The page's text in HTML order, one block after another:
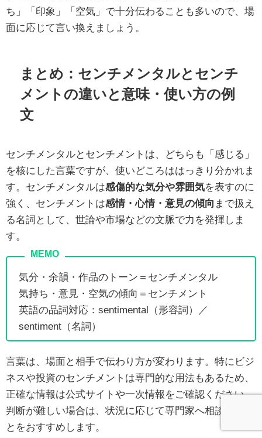
ち」「印象」「空気」で十分伝わることも多いので、場
面に応じて言い換えましょう。
まとめ：センチメンタルとセンチ
メントの違いと意味・使い方の例
文
センチメンタルとセンチメントは、どちらも「感じる」
を核にした言葉ですが、使いどころははっきり分かれま
す。センチメンタルは感傷的な気分や雰囲気を表すのに
強く、センチメントは感情・心情・意見の傾向 まで扱え
る名詞として、世論や市場などの文脈で力を発揮しま
す。
気分・余韻・作品のトーン＝センチメンタル
気持ち・意見・空気の傾向＝センチメント
英語の品詞対応：sentimental（形容詞）／
sentiment（名詞）
言葉は、場面と相手で伝わり方が変わります。特にビジ
ネスや投資のセンチメントは専門的な用法もあるため、
正確な情報は公式サイトや一次情報をご確認ください。
判断が難しい場合は、状況に応じて専門家へ相談するこ
とをおすすめします。